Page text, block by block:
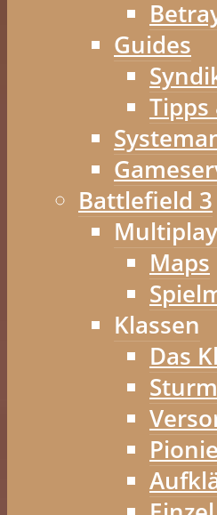
Guides
Battlefield 3
Maps
Klassen
Das